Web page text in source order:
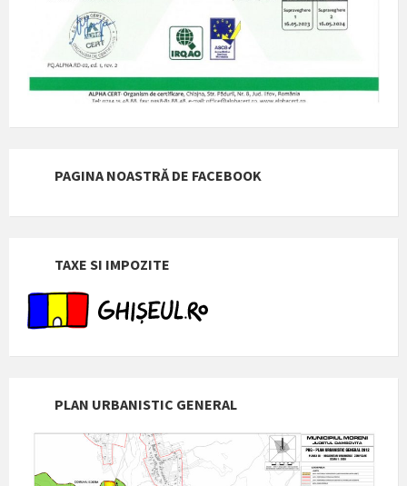
PAGINA NOASTRĂ DE FACEBOOK
TAXE SI IMPOZITE
PLAN URBANISTIC GENERAL